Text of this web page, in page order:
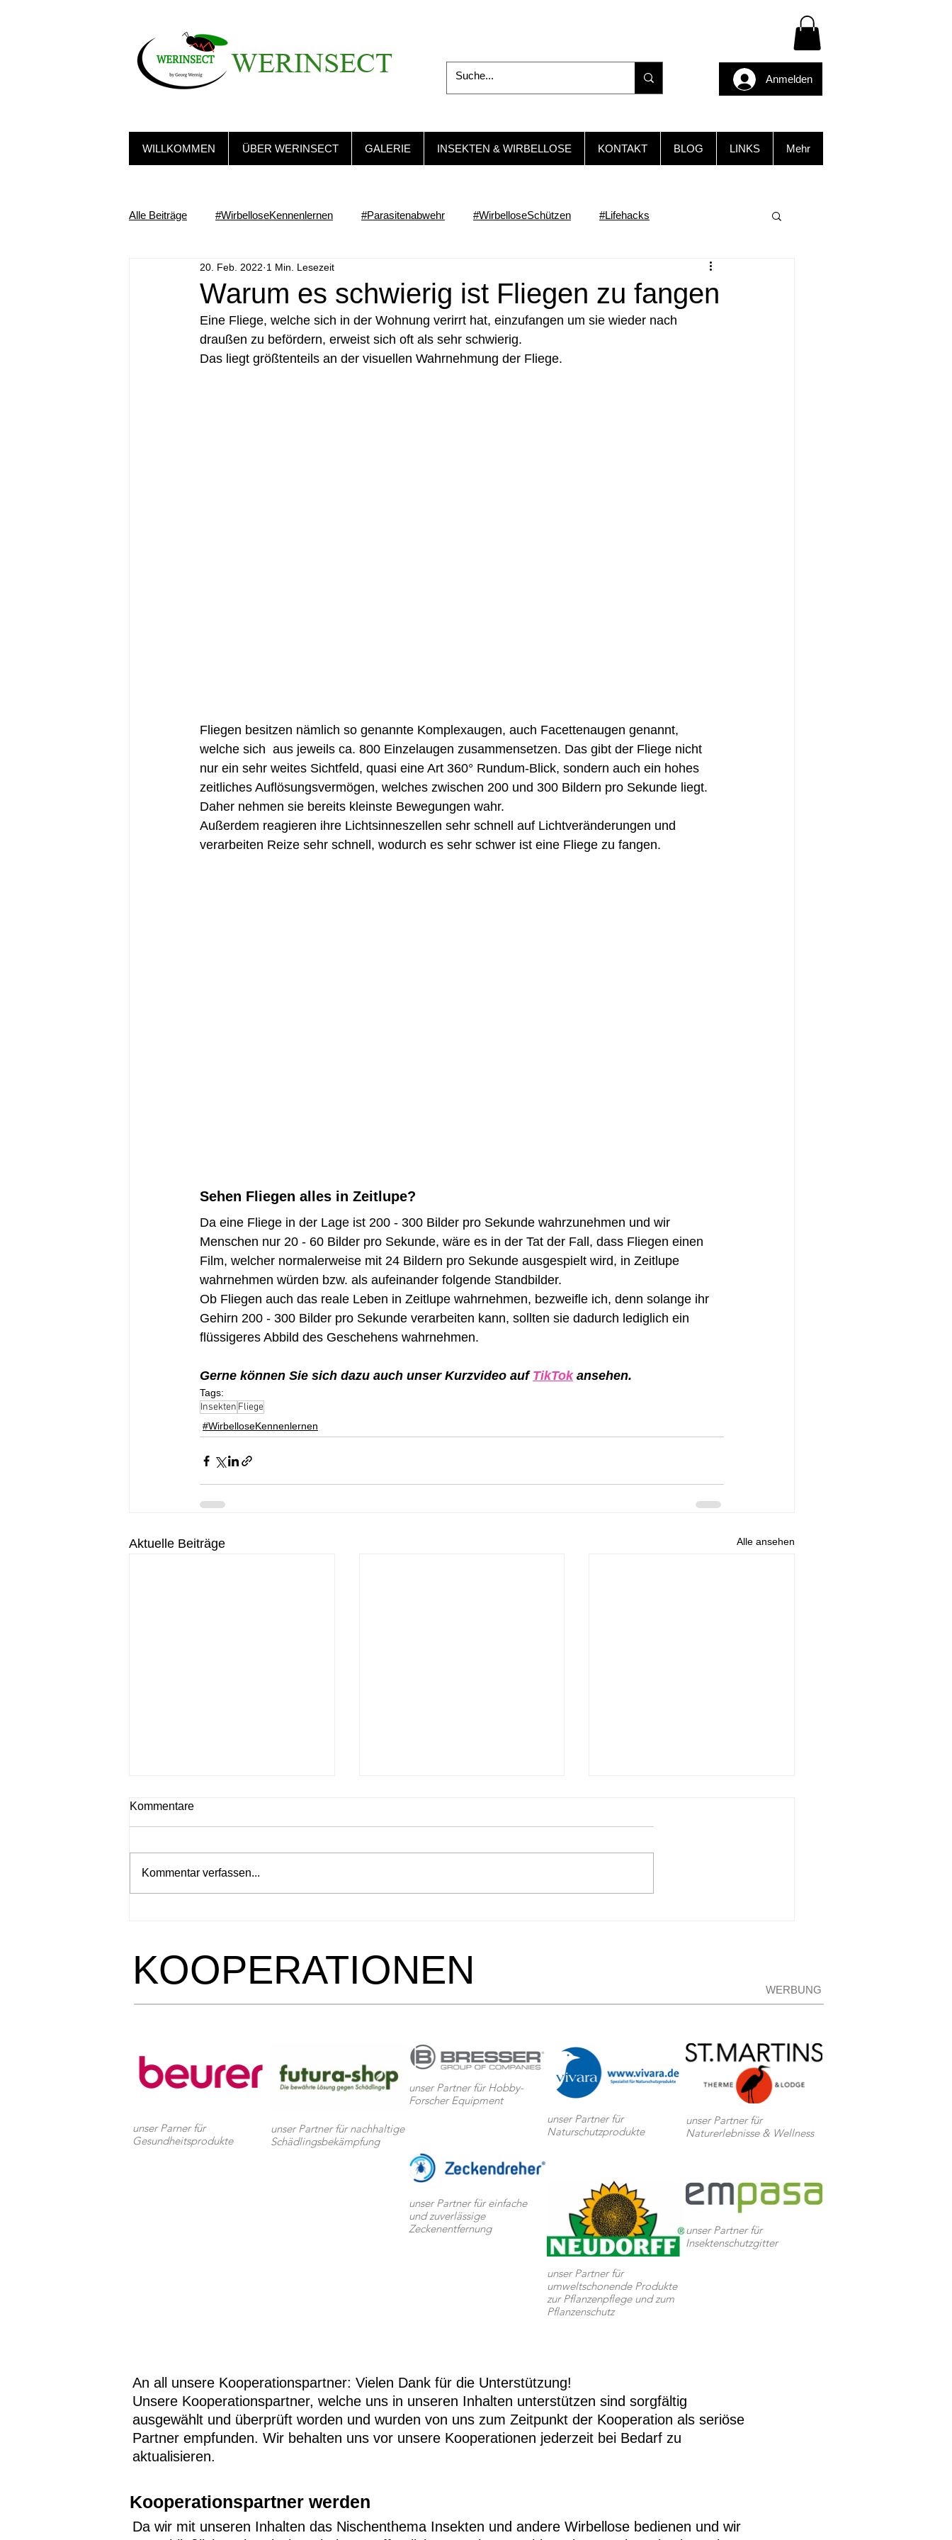
WERINSECT
Anmelden
WILLKOMMEN ÜBER WERINSECT GALERIE INSEKTEN & WIRBELLOSE KONTAKT BLOG LINKS Mehr
Alle Beiträge #WirbelloseKennenlernen #Parasitenabwehr #WirbelloseSchützen #Lifehacks
Warum es schwierig ist Fliegen zu fangen
20. Feb. 2022 1 Min. Lesezeit
Eine Fliege, welche sich in der Wohnung verirrt hat, einzufangen um sie wieder nach
draußen zu befördern, erweist sich oft als sehr schwierig.
Das liegt größtenteils an der visuellen Wahrnehmung der Fliege.
Fliegen besitzen nämlich so genannte Komplexaugen, auch Facettenaugen genannt,
welche sich  aus jeweils ca. 800 Einzelaugen zusammensetzen. Das gibt der Fliege nicht
nur ein sehr weites Sichtfeld, quasi eine Art 360° Rundum-Blick, sondern auch ein hohes
zeitliches Auflösungsvermögen, welches zwischen 200 und 300 Bildern pro Sekunde liegt.
Daher nehmen sie bereits kleinste Bewegungen wahr.
Außerdem reagieren ihre Lichtsinneszellen sehr schnell auf Lichtveränderungen und
verarbeiten Reize sehr schnell, wodurch es sehr schwer ist eine Fliege zu fangen.
Sehen Fliegen alles in Zeitlupe?
Da eine Fliege in der Lage ist 200 - 300 Bilder pro Sekunde wahrzunehmen und wir
Menschen nur 20 - 60 Bilder pro Sekunde, wäre es in der Tat der Fall, dass Fliegen einen
Film, welcher normalerweise mit 24 Bildern pro Sekunde ausgespielt wird, in Zeitlupe
wahrnehmen würden bzw. als aufeinander folgende Standbilder.
Ob Fliegen auch das reale Leben in Zeitlupe wahrnehmen, bezweifle ich, denn solange ihr
Gehirn 200 - 300 Bilder pro Sekunde verarbeiten kann, sollten sie dadurch lediglich ein
flüssigeres Abbild des Geschehens wahrnehmen.
Gerne können Sie sich dazu auch unser Kurzvideo auf TikTok ansehen.
Tags:
Insekten Fliege
#WirbelloseKennenlernen
Aktuelle Beiträge Alle ansehen
Kommentare
Kommentar verfassen...
KOOPERATIONEN WERBUNG
unser Parner für
Gesundheitsprodukte
unser Partner für nachhaltige
Schädlingsbekämpfung
unser Partner für Hobby-
Forscher Equipment
unser Partner für
Naturschutzprodukte
unser Partner für
Naturerlebnisse & Wellness
unser Partner für einfache
und zuverlässige
Zeckenentfernung
unser Partner für
umweltschonende Produkte
zur Pflanzenpflege und zum
Pflanzenschutz
unser Partner für
Insektenschutzgitter
An all unsere Kooperationspartner: Vielen Dank für die Unterstützung!
Unsere Kooperationspartner, welche uns in unseren Inhalten unterstützen sind sorgfältig
ausgewählt und überprüft worden und wurden von uns zum Zeitpunkt der Kooperation als seriöse
Partner empfunden. Wir behalten uns vor unsere Kooperationen jederzeit bei Bedarf zu
aktualisieren.
Kooperationspartner werden
Da wir mit unseren Inhalten das Nischenthema Insekten und andere Wirbellose bedienen und wir